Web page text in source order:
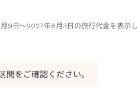
日～2027年8月3日の旅行代金を表示し
をご確認ください。